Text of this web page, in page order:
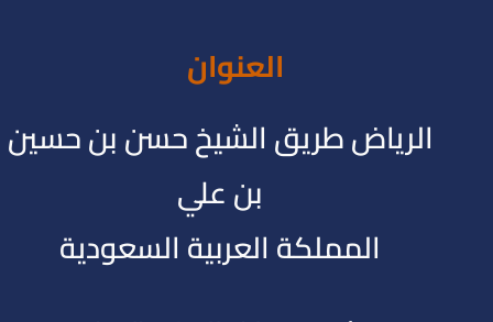
العنوان
الرياض طريق الشيخ حسن بن حسين
بن علي
المملكة العربية السعودية